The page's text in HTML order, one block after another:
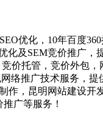
优化，10年百度
化及SEM竞价推广，
价托管，竞价外包，
网络推广技术服务，提
作，昆明网站建设开
广等服务！